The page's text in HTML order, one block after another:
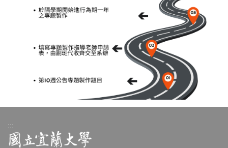
:::